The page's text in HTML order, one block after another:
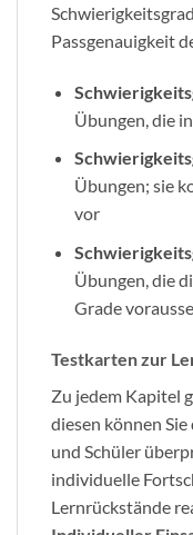
Passgenauigkeit
Übungen, die
Übungen; sie
vor
Übungen, die
Grade
Testkarten zur
Zu jedem Kapitel
diesen können
und Schüler
individuelle
Lernrückstände